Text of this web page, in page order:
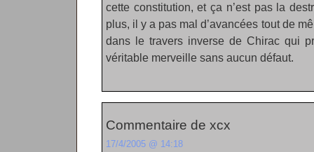
cette constitution, et ça n’est pas la
plus, il y a pas mal d’avancées tout de
dans le travers inverse de Chirac qui
véritable merveille sans aucun défaut.
Commentaire de xcx
17/4/2005 @ 14:18